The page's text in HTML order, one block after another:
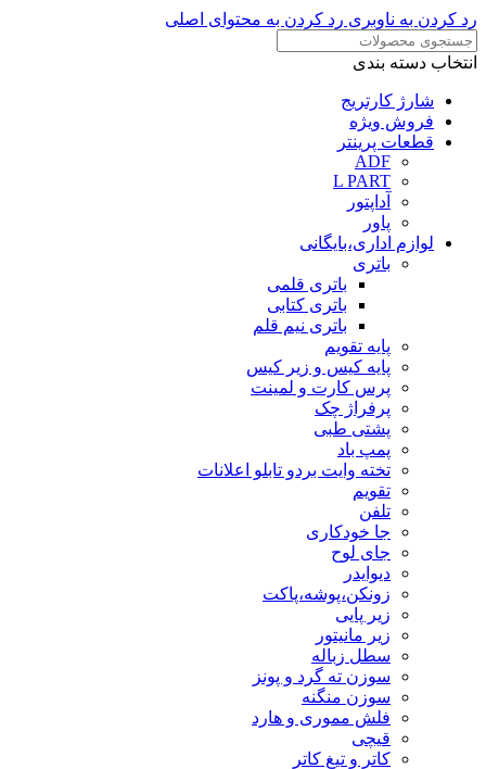
رد کردن به ناوبری رد کردن به محتوای اصلی
انتخاب دسته بندی
شارژ کارتریج
فروش ویژه
قطعات پرینتر
ADF
L PART
آداپتور
پاور
لوازم اداری،بایگانی
باتری
باتری قلمی
باتری کتابی
باتری نیم قلم
پایه تقویم
پایه کیس و زیر کیس
پرس کارت و لمینت
پرفراژ چک
پشتی طبی
پمپ باد
تخته وایت بردو تابلو اعلانات
تقویم
تلفن
جا خودکاری
جای لوح
دیوایدر
زونکن،پوشه،پاکت
زیر پایی
زیر مانیتور
سطل زباله
سوزن ته گرد و پونز
سوزن منگنه
فلش مموری و هارد
قیچی
کاتر و تیغ کاتر